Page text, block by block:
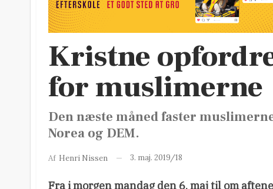
Kristne
for muslimerne
Den næste måned faster
Norea og DEM.
Af Henri Nissen 3. maj. 2019/18
Fra i morgen mandag den 6. maj til om